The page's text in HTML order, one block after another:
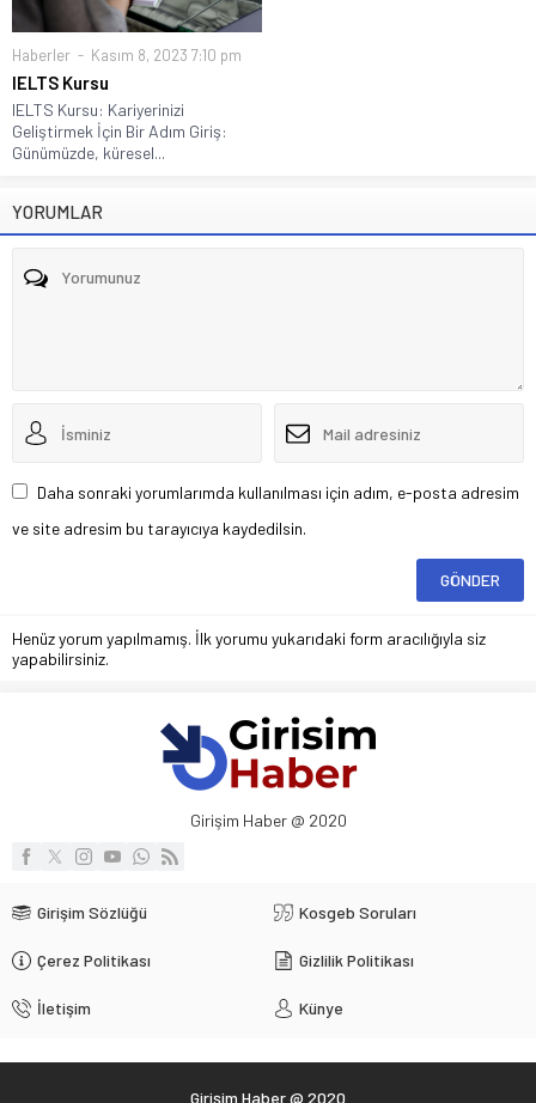
Haberler Kasım 8, 2023 7:10 pm
IELTS Kursu
IELTS Kursu: Kariyerinizi
Geliştirmek İçin Bir Adım Giriş:
Günümüzde, küresel...
YORUMLAR
Daha sonraki yorumlarımda kullanılması için adım, e-posta adresim
ve site adresim bu tarayıcıya kaydedilsin.
Henüz yorum yapılmamış. İlk yorumu yukarıdaki form aracılığıyla siz
yapabilirsiniz.
Girişim Haber @ 2020
Girişim Sözlüğü Kosgeb Soruları
Çerez Politikası Gizlilik Politikası
İletişim Künye
Girişim Haber @ 2020